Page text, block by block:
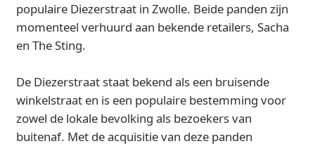
populaire Diezerstraat in Zwolle. Beide panden zijn
momenteel verhuurd aan bekende retailers, Sacha
en The Sting.
De Diezerstraat staat bekend als een bruisende
winkelstraat en is een populaire bestemming voor
zowel de lokale bevolking als bezoekers van
buitenaf. Met de acquisitie van deze panden